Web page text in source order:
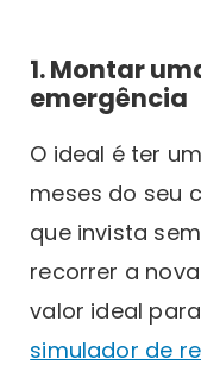
1. Montar
emergência
O ideal é ter
meses do seu
que invista
recorrer a
valor ideal
simulador de